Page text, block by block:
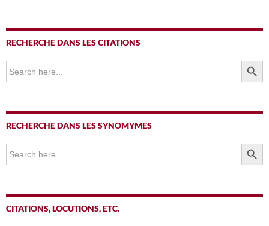
RECHERCHE DANS LES CITATIONS
Search
for:
SEARCH
RECHERCHE DANS LES SYNOMYMES
Search
for:
SEARCH
CITATIONS, LOCUTIONS, ETC.